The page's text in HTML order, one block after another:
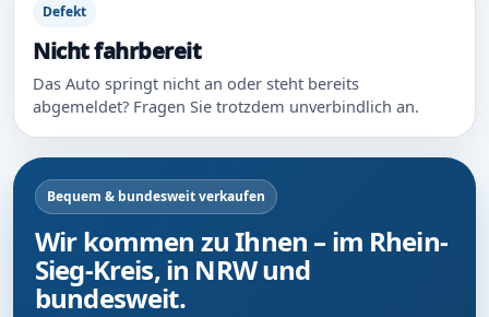
Defekt
Nicht fahrbereit
Das Auto springt nicht an oder steht bereits
abgemeldet? Fragen Sie trotzdem unverbindlich an.
Bequem & bundesweit verkaufen
Wir kommen zu Ihnen – im Rhein-
Sieg-Kreis, in NRW und
bundesweit.